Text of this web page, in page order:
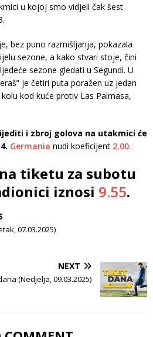
u kojoj smo vidjeli čak šest
bez puno razmišljanja, pokazala
sezone, a kako stvari stoje, čini
sezone gledati u Segundi. U
je četiri puta poražen uz jedan
kod kuće protiv Las Palmasa,
i zbroj golova na utakmici će
Germania nudi koeficijent 2.00.
tiketu za subotu
iznosi 9.55.
07.03.2025)
NEXT
(Nedjelja, 09.03.2025)